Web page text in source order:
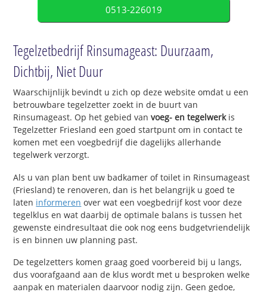
0513-226019
Tegelzetbedrijf Rinsumageast: Duurzaam,
Dichtbij, Niet Duur
Waarschijnlijk bevindt u zich op deze website omdat u een
betrouwbare tegelzetter zoekt in de buurt van
Rinsumageast. Op het gebied van voeg- en tegelwerkis
Tegelzetter Friesland een goed startpunt om in contact te
komen met een voegbedrijf die dagelijks allerhande
tegelwerk verzorgt.
Als u van plan bent uw badkamer of toilet in Rinsumageast
(Friesland) te renoveren, dan is het belangrijk u goed te
laten informeren over wat een voegbedrijf kost voor deze
tegelklus en wat daarbij de optimale balans is tussen het
gewenste eindresultaat die ook nog eens budgetvriendelijk
is en binnen uw planning past.
De tegelzetters komen graag goed voorbereid bij u langs,
dus voorafgaand aan de klus wordt met u besproken welke
aanpak en materialen daarvoor nodig zijn. Geen gedoe,